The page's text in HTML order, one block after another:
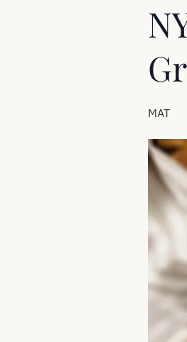
MAT